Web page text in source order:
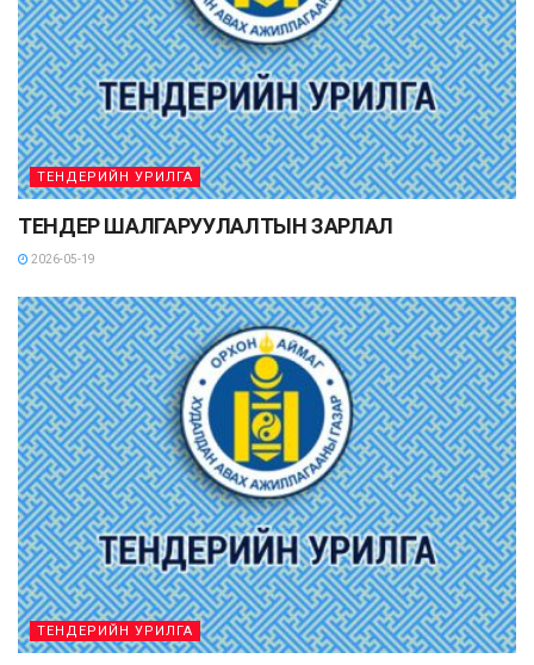
ТЕНДЕРИЙН УРИЛГА
ТЕНДЕР ШАЛГАРУУЛАЛТЫН ЗАРЛАЛ
2026-05-19
ТЕНДЕРИЙН УРИЛГА